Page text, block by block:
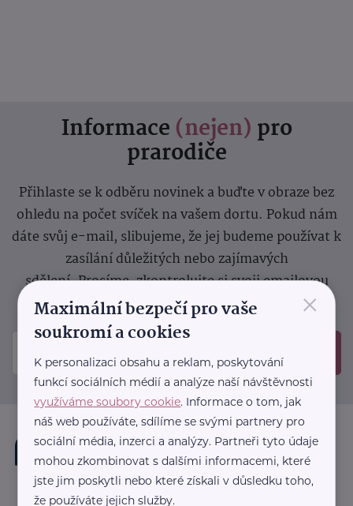
Informace (nejen) pro
prarodiče
Přihlaste se k odběru novinek a buďte v obraze bez
ohledu na počet svíček na vašem dortu. Pokud nám
dáte svůj e-mail, slibujeme, že jej budeme používat k
zasílání důležitých nebo zajímavých
sdělení.Prosíme, zkontrolujte si svoji emailovou
schránku, kam jsme poslali potvrzovací e-mail.
×
Maximální bezpečí pro vaše
soukromí a cookies
K personalizaci obsahu a reklam, poskytování
funkcí sociálních médií a analýze naší návštěvnosti
využíváme soubory cookie. Informace o tom, jak
náš web používáte, sdílíme se svými partnery pro
sociální média, inzerci a analýzy. Partneři tyto údaje
mohou zkombinovat s dalšími informacemi, které
jste jim poskytli nebo které získali v důsledku toho,
že používáte jejich služby.